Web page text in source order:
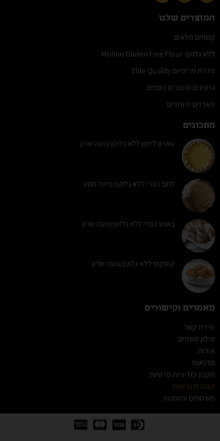
המוצרים שלנו
קמחים מלאים
ללא גלוטן- Molino Gluten Free Flour
סדרת פרימיום Elite Quality
גרעינים ומוצרים נוספים
מארזים מיוחדים
מתכונים
טארט לימון ללא גלוטן/נועה שרון
לחם כפרי ללא גלוטן/מיטל חסון
באגט כפרי ללא גלוטן/נועה שרון
קוסקוס ללא גלוטן/נועה שרון
מאמרים וקישורים
יצירת קשר
מילון מונחים
אודות
סדנאות
תקנון ומדיניות פרטיות
הצהרת נגישות
משלוחים והזמנות